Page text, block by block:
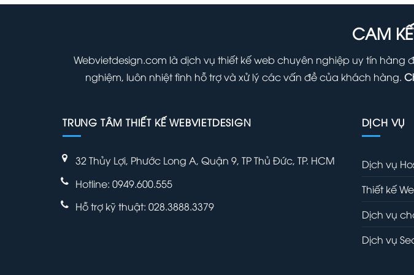
CAM
Webvietdesign.com là dịch vụ thiết kế web chuyên nghiệp uy tín hàng
nghiệm, luôn nhiệt tình hỗ trợ và xử lý các vấn đề của khách hàng.
TRUNG TÂM THIẾT KẾ WEBVIETDESIGN
32 Thủy Lợi, Phước Long A, Quận 9, TP Thủ Đức, TP. HCM
Hotline: 0949.600.555
Hỗ trợ kỹ thuật: 028.3888.3379
DỊCH VỤ
Dịch vụ
Thiết kế
Dịch vụ
Dịch vụ